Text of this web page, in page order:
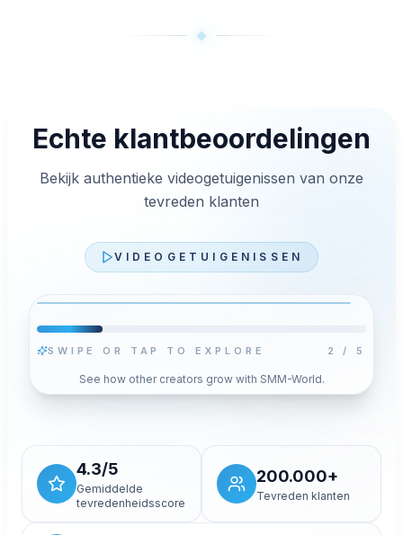
Echte klantbeoordelingen
Bekijk authentieke videogetuigenissen van onze
tevreden klanten
VIDEOGETUIGENISSEN
4.3/5
Gemiddelde
tevredenheidsscore
200.000+
Tevreden klanten
Druk op Afspelen om voor deze video YouTube’s
Toestaan en video laden
SWIPE OR TAP TO EXPLORE 2 / 5
See how other creators grow with SMM-World.